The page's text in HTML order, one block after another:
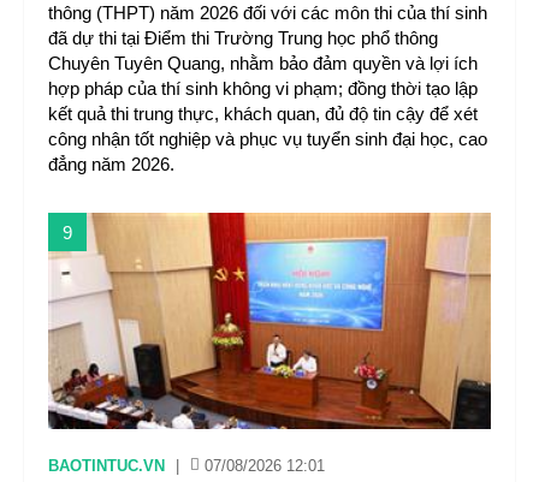
thông (THPT) năm 2026 đối với các môn thi của thí sinh
đã dự thi tại Điểm thi Trường Trung học phổ thông
Chuyên Tuyên Quang, nhằm bảo đảm quyền và lợi ích
hợp pháp của thí sinh không vi phạm; đồng thời tạo lập
kết quả thi trung thực, khách quan, đủ độ tin cậy để xét
công nhận tốt nghiệp và phục vụ tuyển sinh đại học, cao
đẳng năm 2026.
9
BAOTINTUC.VN 07/08/2026 12:01